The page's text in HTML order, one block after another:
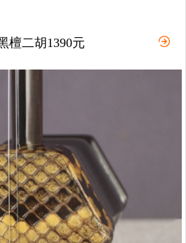
的最佳年龄
檀二胡1390元